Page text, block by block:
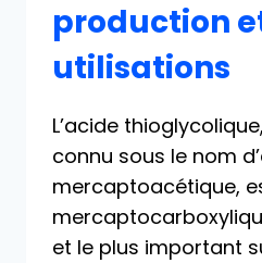
production
utilisations
L’acide
connu sous le nom
mercaptoacétique,
et le plus important